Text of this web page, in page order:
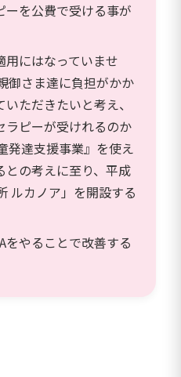
ーを公費で受ける事が
用にはなっていませ
御さま達に負担がかか
ただきたいと考え、
ラピーが受けれるのか
発達支援事業』を使え
との考えに至り、平成
ルカノア」を開設する
やることで改善する